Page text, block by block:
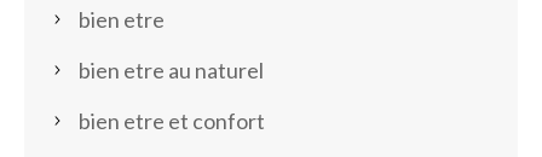
bien etre
bien etre au naturel
bien etre et confort